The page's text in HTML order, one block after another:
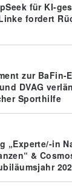
für KI-
fordert
zur BaFin-
DVAG
Sporthilfe
„Experte/-in
&